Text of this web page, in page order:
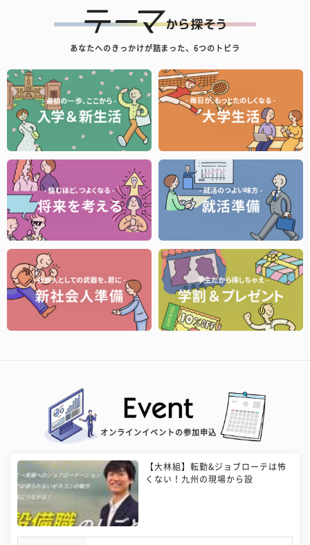
あなたへのきっかけが詰まった、6つのトビラ
オンラインイベントの参加申込
【大林組】転勤&ジョブローテは怖
くない！九州の現場から設